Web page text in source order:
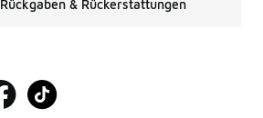
Rückgaben & Rückerstattungen